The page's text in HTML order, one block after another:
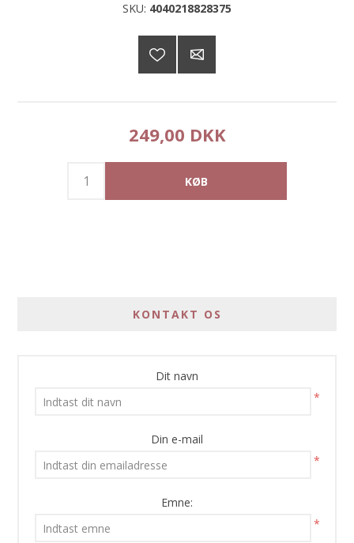
SKU: 4040218828375
249,00 DKK
KONTAKT OS
Dit navn
*
Din e-mail
*
Emne:
*